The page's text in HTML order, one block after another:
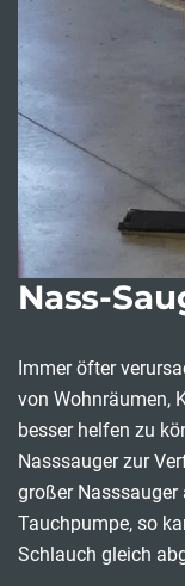
Nass-
Immer öfter
von Wohnräumen,
besser helfen zu
Nasssauger zur
großer
Tauchpumpe, so
Schlauch gleich